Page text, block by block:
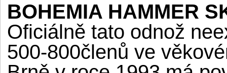
BOHEMIA HAMMER
Oficiálně tato odnož
500-800členů ve